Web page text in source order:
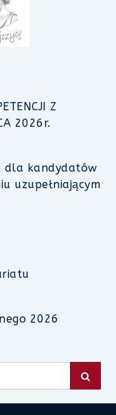
Z
2026r.
dla kandydatów
uzupełniającym
2026